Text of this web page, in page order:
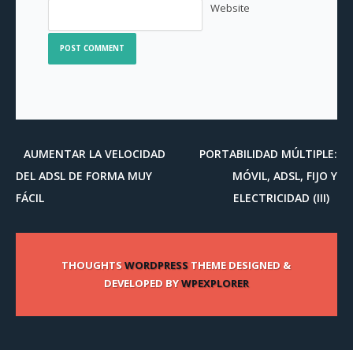
Website
AUMENTAR LA VELOCIDAD
DEL ADSL DE FORMA MUY
FÁCIL
PORTABILIDAD MÚLTIPLE:
MÓVIL, ADSL, FIJO Y
ELECTRICIDAD (III)
THOUGHTSWORDPRESS THEME DESIGNED &
DEVELOPED BYWPEXPLORER